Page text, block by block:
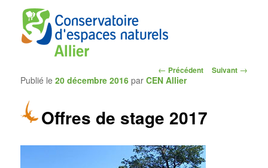
CEN Allier
Navigation
des
← Précédent Suivant →
Offres de stage 2017
Publié le20 décembre 2016 parCEN Allier